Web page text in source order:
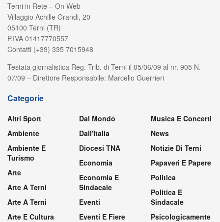
Terni in Rete – On Web
Villaggio Achille Grandi, 20
05100 Terni (TR)
P.IVA 01417770557
Contatti (+39) 335 7015948
Testata giornalistica Reg. Trib. di Terni il 05/06/09 al nr. 905 N.
07/09 – Direttore Responsabile: Marcello Guerrieri
Categorie
Altri Sport
Ambiente
Ambiente E
Turismo
Arte
Arte A Terni
Arte A Terni
Arte E Cultura
Dal Mondo
Dall'Italia
Diocesi TNA
Economia
Economia E
Sindacale
Eventi
Eventi E Fiere
Musica E Concerti
News
Notizie Di Terni
Papaveri E Papere
Politica
Politica E
Sindacale
Psicologicamente